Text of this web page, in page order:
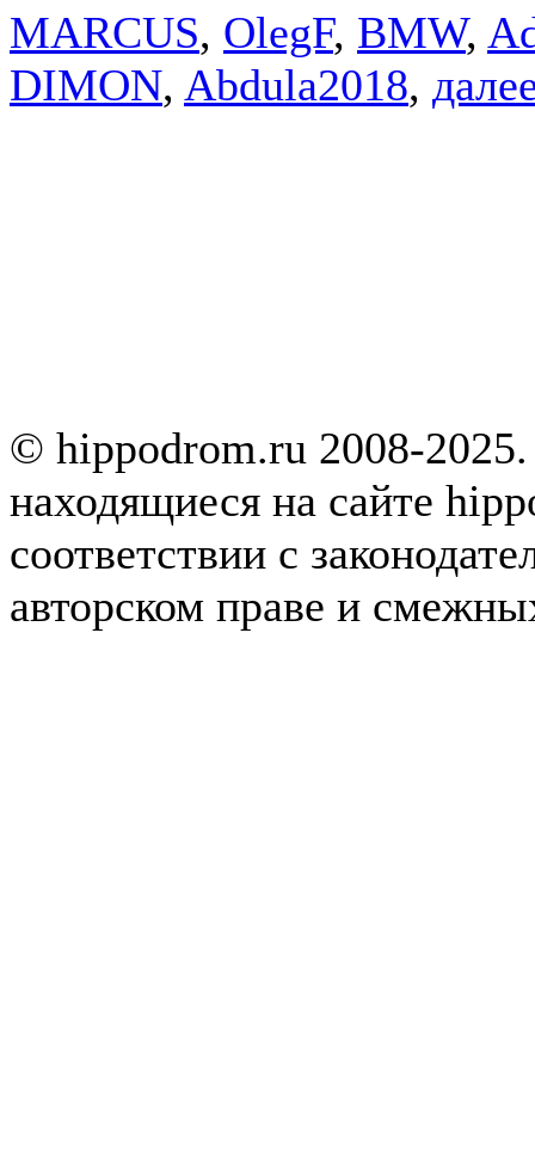
MARCUS, OlegF, BMW,
DIMON, Abdula2018,
© hippodrom.ru 2008-
находящиеся на сайте
соответствии с
авторском праве и